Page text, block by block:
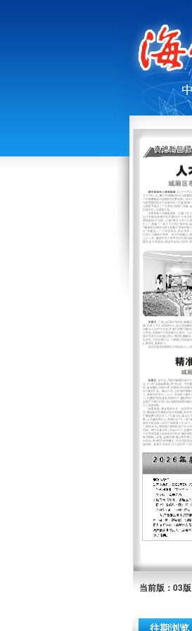
当前版：03版
往期浏览